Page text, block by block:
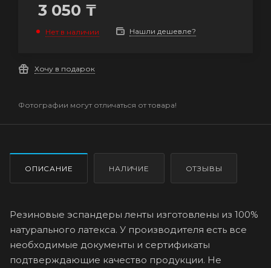
3 050 ₸
Нет в наличии Нашли дешевле?
Хочу в подарок
Фотографии могут отличаться от товара!
ОПИСАНИЕ НАЛИЧИЕ ОТЗЫВЫ
Резиновые эспандеры ленты изготовлены из 100%
натурального латекса. У производителя есть все
необходимые документы и сертификаты
подтверждающие качество продукции. Не